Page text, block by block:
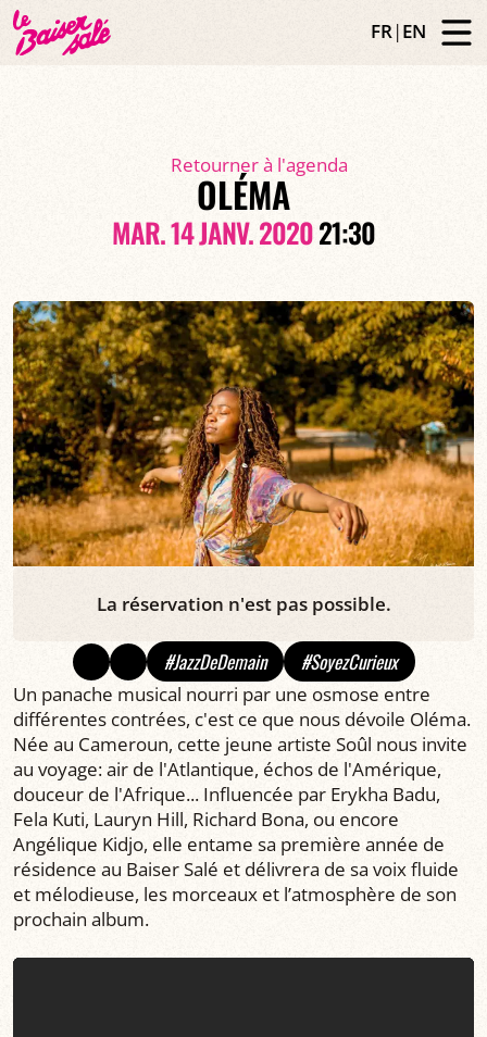
FR|EN
Retourner à l'agenda
OLÉMA
MAR. 14 JANV. 202021:30
La réservation n'est pas possible.
#JazzDeDemain #SoyezCurieux
Un panache musical nourri par une osmose entre
différentes contrées, c'est ce que nous dévoile Oléma.
Née au Cameroun, cette jeune artiste Soûl nous invite
au voyage: air de l'Atlantique, échos de l'Amérique,
douceur de l'Afrique... Influencée par Erykha Badu,
Fela Kuti, Lauryn Hill, Richard Bona, ou encore
Angélique Kidjo, elle entame sa première année de
résidence au Baiser Salé et délivrera de sa voix fluide
et mélodieuse, les morceaux et l’atmosphère de son
prochain album.